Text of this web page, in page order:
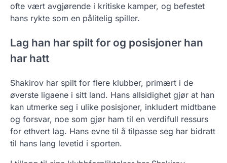
ofte vært avgjørende i kritiske kamper, og befestet
hans rykte som en pålitelig spiller.
Lag han har spilt for og posisjoner han
har hatt
Shakirov har spilt for flere klubber, primært i de
øverste ligaene i sitt land. Hans allsidighet gjør at han
kan utmerke seg i ulike posisjoner, inkludert midtbane
og forsvar, noe som gjør ham til en verdifull ressurs
for ethvert lag. Hans evne til å tilpasse seg har bidratt
til hans lang levetid i sporten.